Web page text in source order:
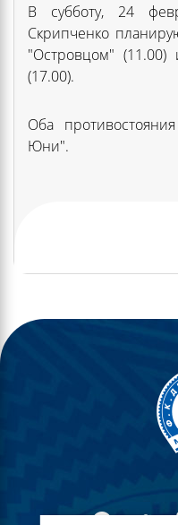
В субботу, 24
Скрипченко
"Островцом"
(17.00).
Оба
Юни".